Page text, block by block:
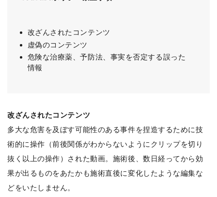
改ざんされたコンテンツ
虚偽のコンテンツ
危険な治療薬、予防法、事実を否定する誤った
情報
改ざんされたコンテンツ
多大な危害を及ぼす可能性のある事件を捏造するために技
術的に操作（前後関係がわからないようにクリップを切り
抜く以上の操作）された動画。施術後、数日経ってから効
果が出るものをあたかも施術直後に変化したような編集な
どをいたしません。